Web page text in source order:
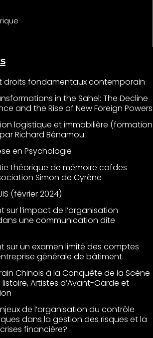
droits fondamentaux contemporain
in the Sahel: The Decline
and the Rise of New Foreign Powers
logistique et immobilière (formation
Richard Bénamou
en Psychologie
théorique de mémoire cafdes
Simon de Cyrène
(février 2024)
sur l’impact de l’organisation
une communication dite
sur un examen limité des comptes
générale de bâtiment.
Chinois à la Conquête de la Scène
Artistes d’Avant-Garde et
de l’organisation du contrôle
dans la gestion des risques et la
financière?